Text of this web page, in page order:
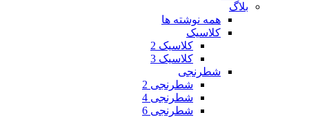
بلاگ
همه نوشته ها
کلاسیک
کلاسیک 2
کلاسیک 3
شطرنجی
شطرنجی 2
شطرنجی 4
شطرنجی 6